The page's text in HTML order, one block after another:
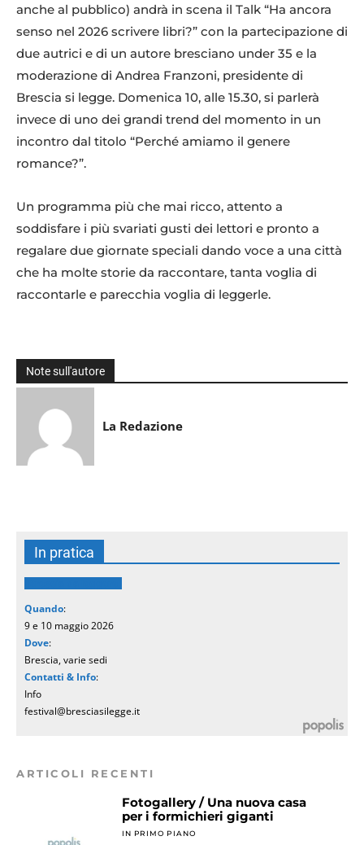
anche al pubblico) andrà in scena il Talk “Ha ancora
senso nel 2026 scrivere libri?” con la partecipazione di
due autrici e di un autore bresciano under 35 e la
moderazione di Andrea Franzoni, presidente di
Brescia si legge. Domenica 10, alle 15.30, si parlerà
invece di uno dei grandi trend del momento in un
incontro dal titolo “Perché amiamo il genere
romance?”.
Un programma più che mai ricco, attento a
soddisfare i più svariati gusti dei lettori e pronto a
regalare due giornate speciali dando voce a una città
che ha molte storie da raccontare, tanta voglia di
raccontarle e parecchia voglia di leggerle.
Note sull'autore
La Redazione
In pratica
Quando:
9 e 10 maggio 2026
Dove:
Brescia, varie sedi
Contatti & Info:
Info
festival@bresciasilegge.it
ARTICOLI RECENTI
Fotogallery / Una nuova casa
per i formichieri giganti
IN PRIMO PIANO